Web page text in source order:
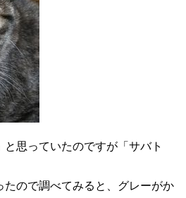
思っていたのですが「サバト
たので調べてみると、グレーがか